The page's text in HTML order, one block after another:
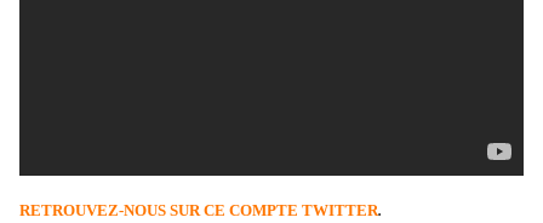
RETROUVEZ-NOUS SUR CE COMPTE TWITTER.